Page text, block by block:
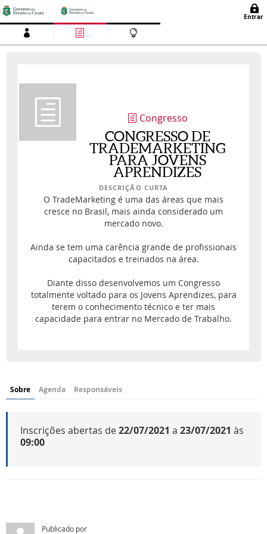
Congresso
CONGRESSO DE
TRADEMARKETING
PARA JOVENS
APRENDIZES
DESCRIÇÃO CURTA
O TradeMarketing é uma das áreas que mais
cresce no Brasil, mais ainda considerado um
mercado novo.
Ainda se tem uma carência grande de profissionais
capacitados e treinados na área.
Diante disso desenvolvemos um Congresso
totalmente voltado para os Jovens Aprendizes, para
terem o conhecimento técnico e ter mais
capacidade para entrar no Mercado de Trabalho.
Sobre Agenda Responsáveis
Inscrições abertas de22/07/2021 a23/07/2021 às
09:00
Publicado por